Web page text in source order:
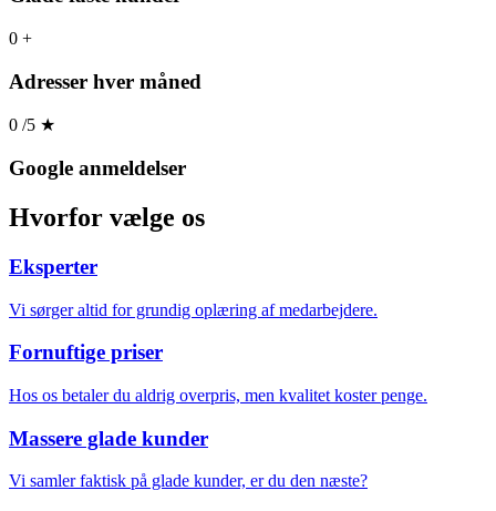
0 +
Adresser hver måned
0 /5 ★
Google anmeldelser
Hvorfor vælge os
Eksperter
Vi sørger altid for grundig oplæring af medarbejdere.
Fornuftige priser
Hos os betaler du aldrig overpris, men kvalitet koster penge.
Massere glade kunder
Vi samler faktisk på glade kunder, er du den næste?